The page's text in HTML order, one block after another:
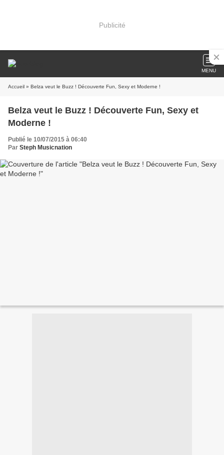
Publicité
MENU
Accueil » Belza veut le Buzz ! Découverte Fun, Sexy et Moderne !
Belza veut le Buzz ! Découverte Fun, Sexy et
Moderne !
Publié le 10/07/2015 à 06:40
Par Steph Musicnation